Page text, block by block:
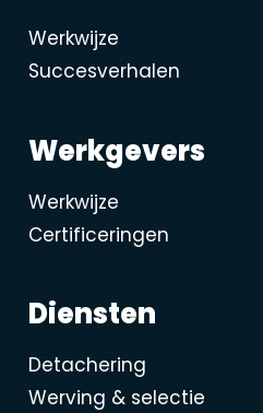
Werkwijze
Succesverhalen
Werkgevers
Werkwijze
Certificeringen
Diensten
Detachering
Werving & selectie